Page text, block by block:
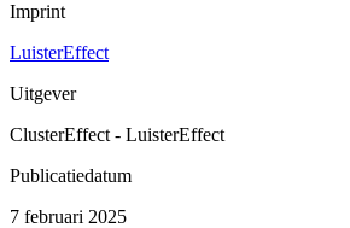
Imprint
LuisterEffect
Uitgever
ClusterEffect - LuisterEffect
Publicatiedatum
7 februari 2025